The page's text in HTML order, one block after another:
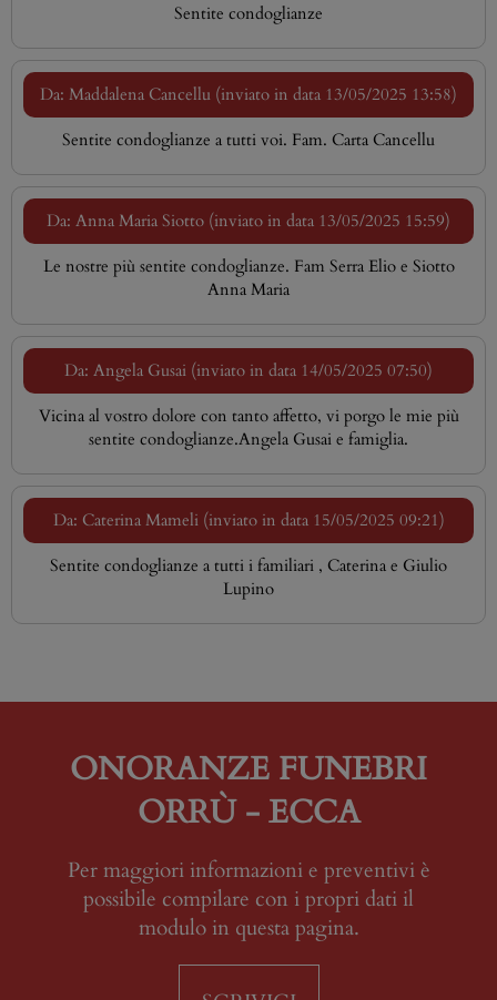
Sentite condoglianze
Da: Maddalena Cancellu (inviato in data 13/05/2025 13:58)
Sentite condoglianze a tutti voi. Fam. Carta Cancellu
Da: Anna Maria Siotto (inviato in data 13/05/2025 15:59)
Le nostre più sentite condoglianze. Fam Serra Elio e Siotto
Anna Maria
Da: Angela Gusai (inviato in data 14/05/2025 07:50)
Vicina al vostro dolore con tanto affetto, vi porgo le mie più
sentite condoglianze.Angela Gusai e famiglia.
Da: Caterina Mameli (inviato in data 15/05/2025 09:21)
Sentite condoglianze a tutti i familiari , Caterina e Giulio
Lupino
ONORANZE FUNEBRI
ORRÙ - ECCA
Per maggiori informazioni e preventivi è
possibile compilare con i propri dati il
modulo in questa pagina.